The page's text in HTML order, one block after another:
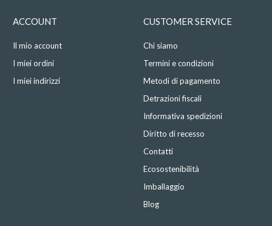
ACCOUNT
Il mio account
I miei ordini
I miei indirizzi
CUSTOMER SERVICE
Chi siamo
Termini e condizioni
Metodi di pagamento
Detrazioni fiscali
Informativa spedizioni
Diritto di recesso
Contatti
Ecosostenibilità
Imballaggio
Blog